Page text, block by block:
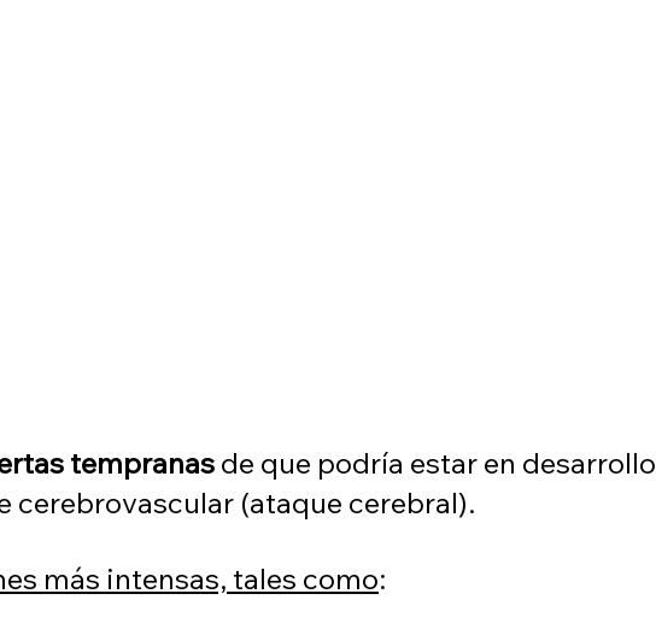
tempranas de que podría estar en desarrollo
cerebrovascular (ataque cerebral).
más intensas, tales como: